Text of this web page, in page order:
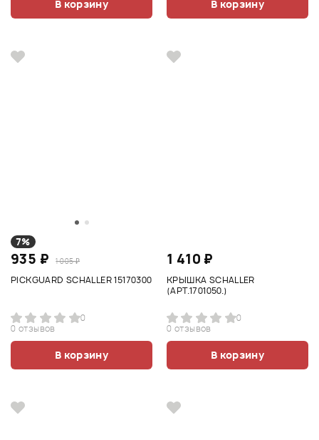
В корзину В корзину
7%
935 ₽ 1 005 ₽
PICKGUARD SCHALLER 15170300
0
0 отзывов
В корзину
1 410 ₽
КРЫШКА SCHALLER
(АРТ.1701050.)
0
0 отзывов
В корзину